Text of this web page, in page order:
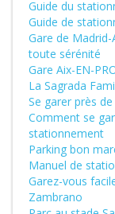
Guide du
Guide de
Gare de
toute sérénité
Gare Aix-EN-
La Sagrada
Se garer près
Comment se
stationnement
Parking bon
Manuel de
Garez-vous
Zambrano